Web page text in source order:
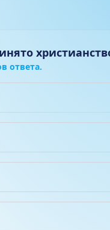
ответа.